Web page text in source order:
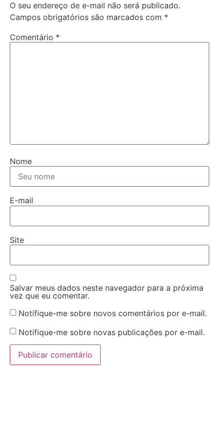
O seu endereço de e-mail não será publicado.
Campos obrigatórios são marcados com *
Comentário *
Nome
E-mail
Site
Salvar meus dados neste navegador para a próxima
vez que eu comentar.
Notifique-me sobre novos comentários por e-mail.
Notifique-me sobre novas publicações por e-mail.